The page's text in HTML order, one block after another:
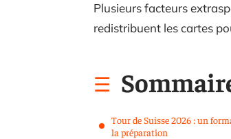
Plusieurs facteurs
redistribuent les cartes
Tour de Suisse 2026 : un
la préparation